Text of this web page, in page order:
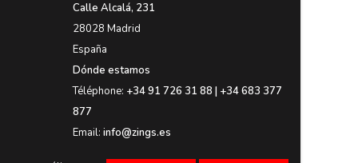
Calle Alcalá, 231
28028 Madrid
España
Dónde estamos
Téléphone: +34 91 726 31 88 | +34 683 377
877
Email: info@zings.es